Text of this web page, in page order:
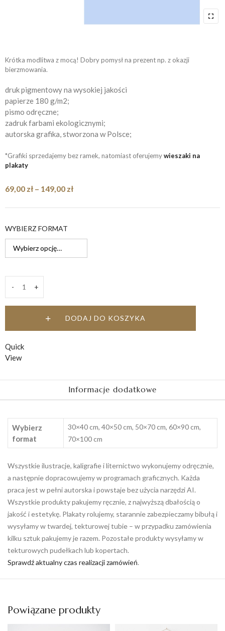
Krótka modlitwa z mocą! Dobry pomysł na prezent np. z okazji
bierzmowania.
druk pigmentowy na wysokiej jakości
papierze 180 g/m2;
pismo odręczne;
zadruk farbami ekologicznymi;
autorska grafika, stworzona w Polsce;
*Grafiki sprzedajemy bez ramek, natomiast oferujemywieszaki na
plakaty
69,00 zł – 149,00 złZakres
WYBIERZ FORMAT
-
Przyjdź
+
DODAJ DO KOSZYKA
Quick
View
Informacje dodatkowe
Wybierz
format
30×40 cm, 40×50 cm, 50×70 cm, 60×90 cm,
70×100 cm
Wszystkie ilustracje, kaligrafie i liternictwo wykonujemy odręcznie,
a następnie dopracowujemy w programach graficznych. Każda
praca jest w pełni autorska i powstaje bez użycia narzędzi AI.
Wszystkie produkty pakujemy ręcznie, z najwyższą dbałością o
jakość i estetykę. Plakaty rolujemy, starannie zabezpieczamy bibułą i
wysyłamy w twardej, tekturowej tubie – w przypadku zamówienia
kilku sztuk pakujemy je razem. Pozostałe produkty wysyłamy w
tekturowych pudełkach lub kopertach.
Sprawdź aktualny czas realizacji zamówień.
Powiązane produkty